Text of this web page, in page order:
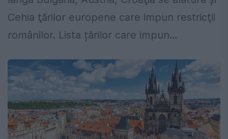
Cehia ţărilor europene care impun restricţii
românilor. Lista țărilor care impun...